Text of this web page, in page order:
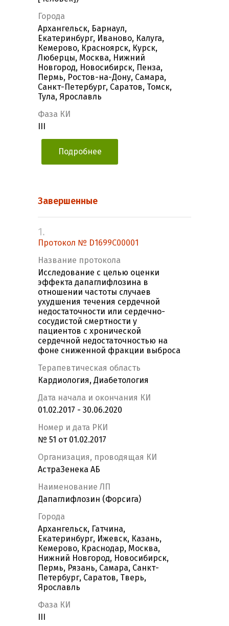
Города
Архангельск, Барнаул,
Екатеринбург, Иваново, Калуга,
Кемерово, Красноярск, Курск,
Люберцы, Москва, Нижний
Новгород, Новосибирск, Пенза,
Пермь, Ростов-на-Дону, Самара,
Санкт-Петербург, Саратов, Томск,
Тула, Ярославль
Фаза КИ
Подробнее
Завершенные
1.
Протокол № D1699C00001
Название протокола
Исследование с целью оценки
эффекта дапаглифлозина в
отношении частоты случаев
ухудшения течения сердечной
недостаточности или сердечно-
сосудистой смертности у
пациентов с хронической
сердечной недостаточностью на
фоне сниженной фракции выброса
Терапевтическая область
Кардиология, Диабетология
Дата начала и окончания КИ
01.02.2017 - 30.06.2020
Номер и дата РКИ
№ 51 от 01.02.2017
Организация, проводящая КИ
АстраЗенека АБ
Наименование ЛП
Дапаглифлозин (Форсига)
Города
Архангельск, Гатчина,
Екатеринбург, Ижевск, Казань,
Кемерово, Краснодар, Москва,
Нижний Новгород, Новосибирск,
Пермь, Рязань, Самара, Санкт-
Петербург, Саратов, Тверь,
Ярославль
Фаза КИ